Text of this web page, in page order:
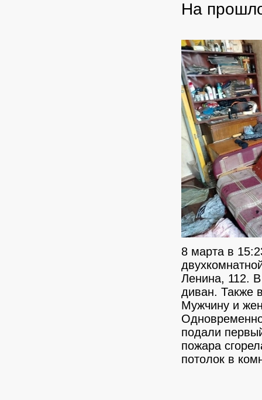
На
8 марта в
Ленина, 112.
диван. Также
Мужчину и
подали
пожара
потолок в